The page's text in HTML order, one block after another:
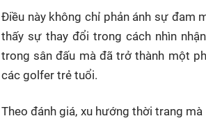
Điều này không chỉ phản ánh sự đam
thấy sự thay đổi trong cách nhìn
trong sân đấu mà đã trở thành một
các golfer trẻ tuổi.
Theo đánh giá, xu hướng thời trang